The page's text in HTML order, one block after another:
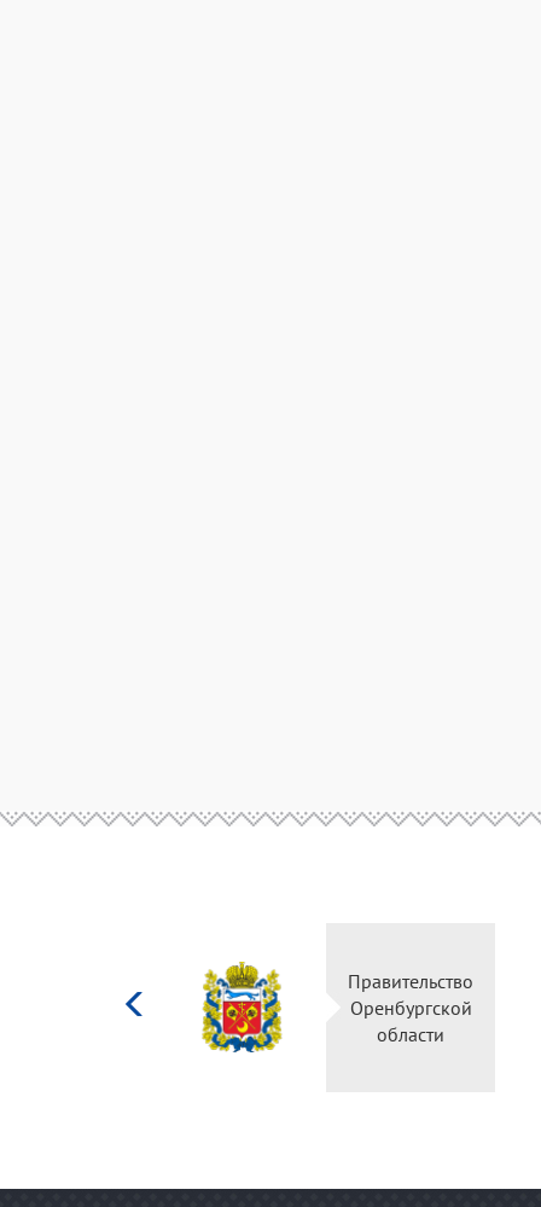
Министерство
культуры
Российской
федерации